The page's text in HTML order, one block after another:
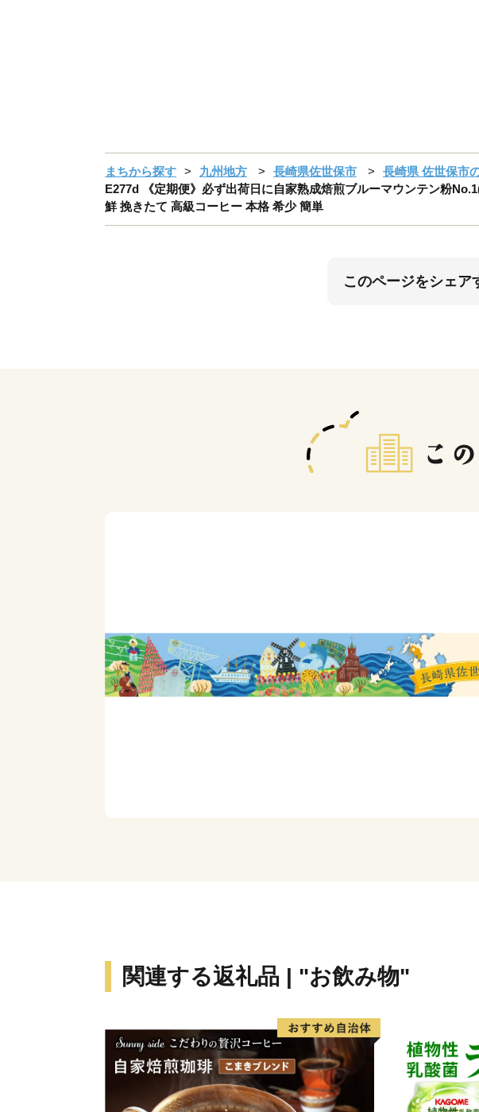
まちから探す 九州地方 長崎県佐世保市
長崎県 佐世保市
E277d 《定期便》必ず出荷日に自家熟成焙煎ブルーマウンテン粉
鮮 挽きたて 高級コーヒー 本格 希少 簡単
このページをシェア
関連する返礼品 | "お飲み物"